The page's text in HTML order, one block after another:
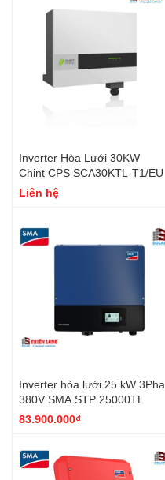
Inverter Hòa Lưới 30KW
Chint CPS SCA30KTL-T1/EU
Liên hệ
Inverter hòa lưới 25 kW 3Pha
380V SMA STP 25000TL
83.900.000₫